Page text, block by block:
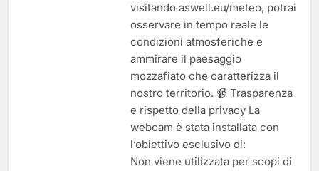
visitando aswell.eu/meteo, potrai
osservare in tempo reale le
condizioni atmosferiche e
ammirare il paesaggio
mozzafiato che caratterizza il
nostro territorio. 📹 Trasparenza
e rispetto della privacy La
webcam è stata installata con
l’obiettivo esclusivo di:
Non viene utilizzata per scopi di